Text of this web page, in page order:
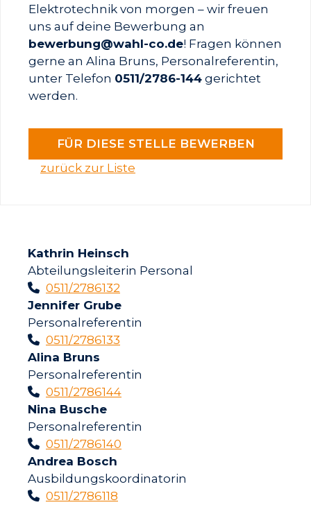
Kathrin Heinsch
Abteilungsleiterin Personal
0511/2786132
Jennifer Grube
Personalreferentin
0511/2786133
Alina Bruns
Personalreferentin
0511/2786144
Nina Busche
Personalreferentin
0511/2786140
Andrea Bosch
Ausbildungskoordinatorin
0511/2786118
Elektrotechnik von morgen – wir freuen
uns auf deine Bewerbung an
bewerbung@wahl-co.de! Fragen können
gerne an Alina Bruns, Personalreferentin,
unter Telefon 0511/2786-144 gerichtet
werden.
FÜR DIESE STELLE BEWERBEN
zurück zur Liste